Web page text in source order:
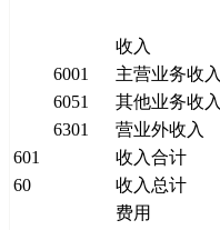
收入
6001
主营业务收入
6051
其他业务收入
6301
营业外收入
601
收入合计
60
收入总计
费用